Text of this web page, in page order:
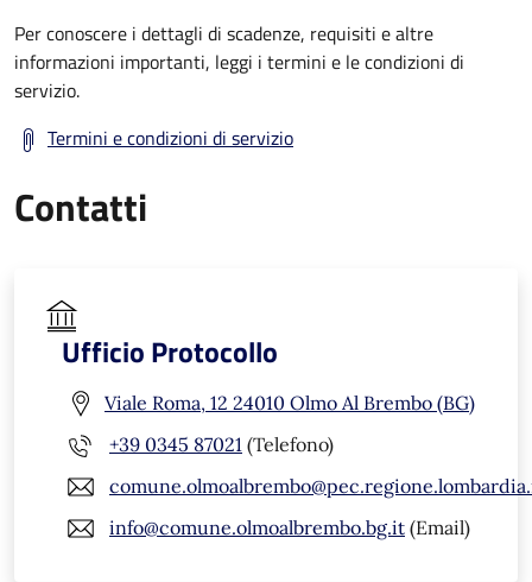
Per conoscere i dettagli di scadenze, requisiti e altre
informazioni importanti, leggi i termini e le condizioni di
servizio.
Termini e condizioni di servizio
Contatti
Ufficio Protocollo
Viale Roma, 12 24010 Olmo Al Brembo (BG)
+39 0345 87021 (Telefono)
info@comune.olmoalbrembo.bg.it (Email)